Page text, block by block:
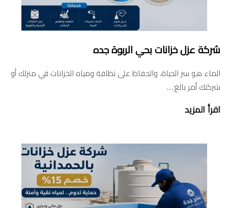
شركة عزل خزانات بحي الربوة جده
الماء هو سر الحياة، والحفاظ على نظافة ومياه الخزانات في منزلك أو
شركتك أمر بالغ…
اقرأ المزيد